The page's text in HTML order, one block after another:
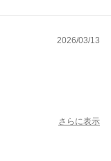
2026/03/13
さらに表示